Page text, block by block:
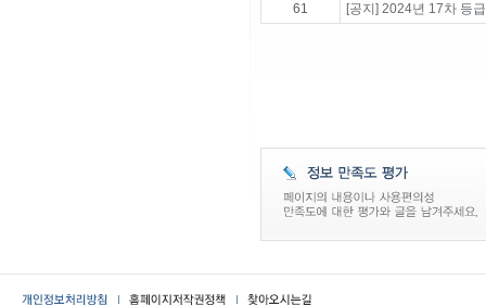
61
[공지] 2024년 17차 등